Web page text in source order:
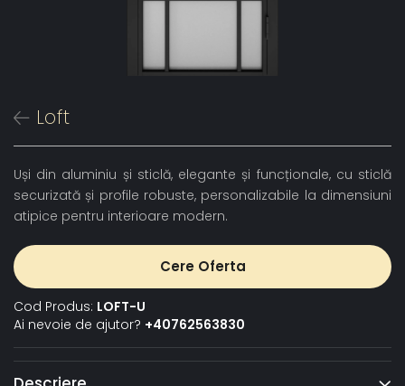
Loft
Uși din aluminiu și sticlă, elegante și funcționale, cu sticlă
securizată și profile robuste, personalizabile la dimensiuni
atipice pentru interioare modern.
Cere Oferta
Cod Produs: LOFT-U
Ai nevoie de ajutor? +40762563830